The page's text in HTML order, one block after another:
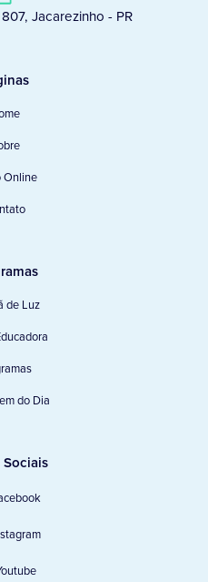
Jacarezinho - PR
Online
de Luz
do Dia
Sociais